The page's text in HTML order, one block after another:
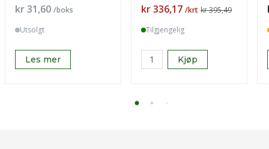
Pris
kr 31,60 /boks
Utsolgt
Les mer
Pris
kr 336,17 /krt kr 395,49
Tilgjengelig
Kjøp